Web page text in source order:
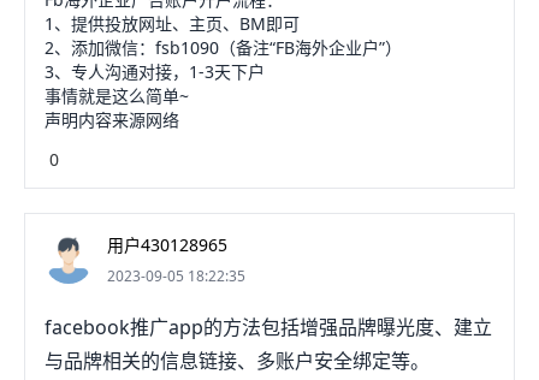
1、提供投放网址、主页、BM即可
2、添加微信：fsb1090（备注“FB海外企业户”）
3、专人沟通对接，1-3天下户
事情就是这么简单~
声明内容来源网络
0
用户430128965
2023-09-05 18:22:35
facebook推广app的方法包括增强品牌曝光度、建立
与品牌相关的信息链接、多账户安全绑定等。